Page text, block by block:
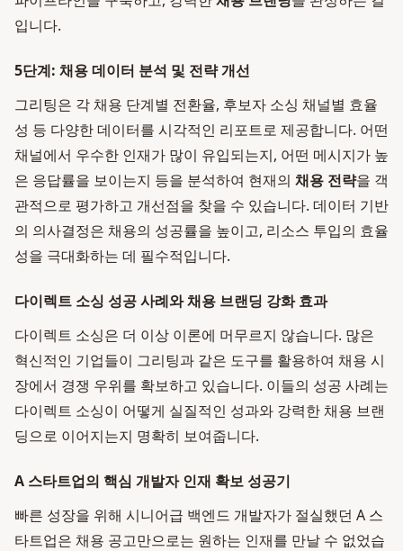
입니다.
5단계: 채용 데이터 분석 및 전략 개선
그리팅은 각 채용 단계별 전환율, 후보자 소싱 채널별 효율
성 등 다양한 데이터를 시각적인 리포트로 제공합니다. 어떤
채널에서 우수한 인재가 많이 유입되는지, 어떤 메시지가 높
은 응답률을 보이는지 등을 분석하여 현재의 채용 전략을 객
관적으로 평가하고 개선점을 찾을 수 있습니다. 데이터 기반
의 의사결정은 채용의 성공률을 높이고, 리소스 투입의 효율
성을 극대화하는 데 필수적입니다.
다이렉트 소싱 성공 사례와 채용 브랜딩 강화 효과
다이렉트 소싱은 더 이상 이론에 머무르지 않습니다. 많은
혁신적인 기업들이 그리팅과 같은 도구를 활용하여 채용 시
장에서 경쟁 우위를 확보하고 있습니다. 이들의 성공 사례는
다이렉트 소싱이 어떻게 실질적인 성과와 강력한 채용 브랜
딩으로 이어지는지 명확히 보여줍니다.
A 스타트업의 핵심 개발자 인재 확보 성공기
빠른 성장을 위해 시니어급 백엔드 개발자가 절실했던 A 스
타트업은 채용 공고만으로는 원하는 인재를 만날 수 없었습